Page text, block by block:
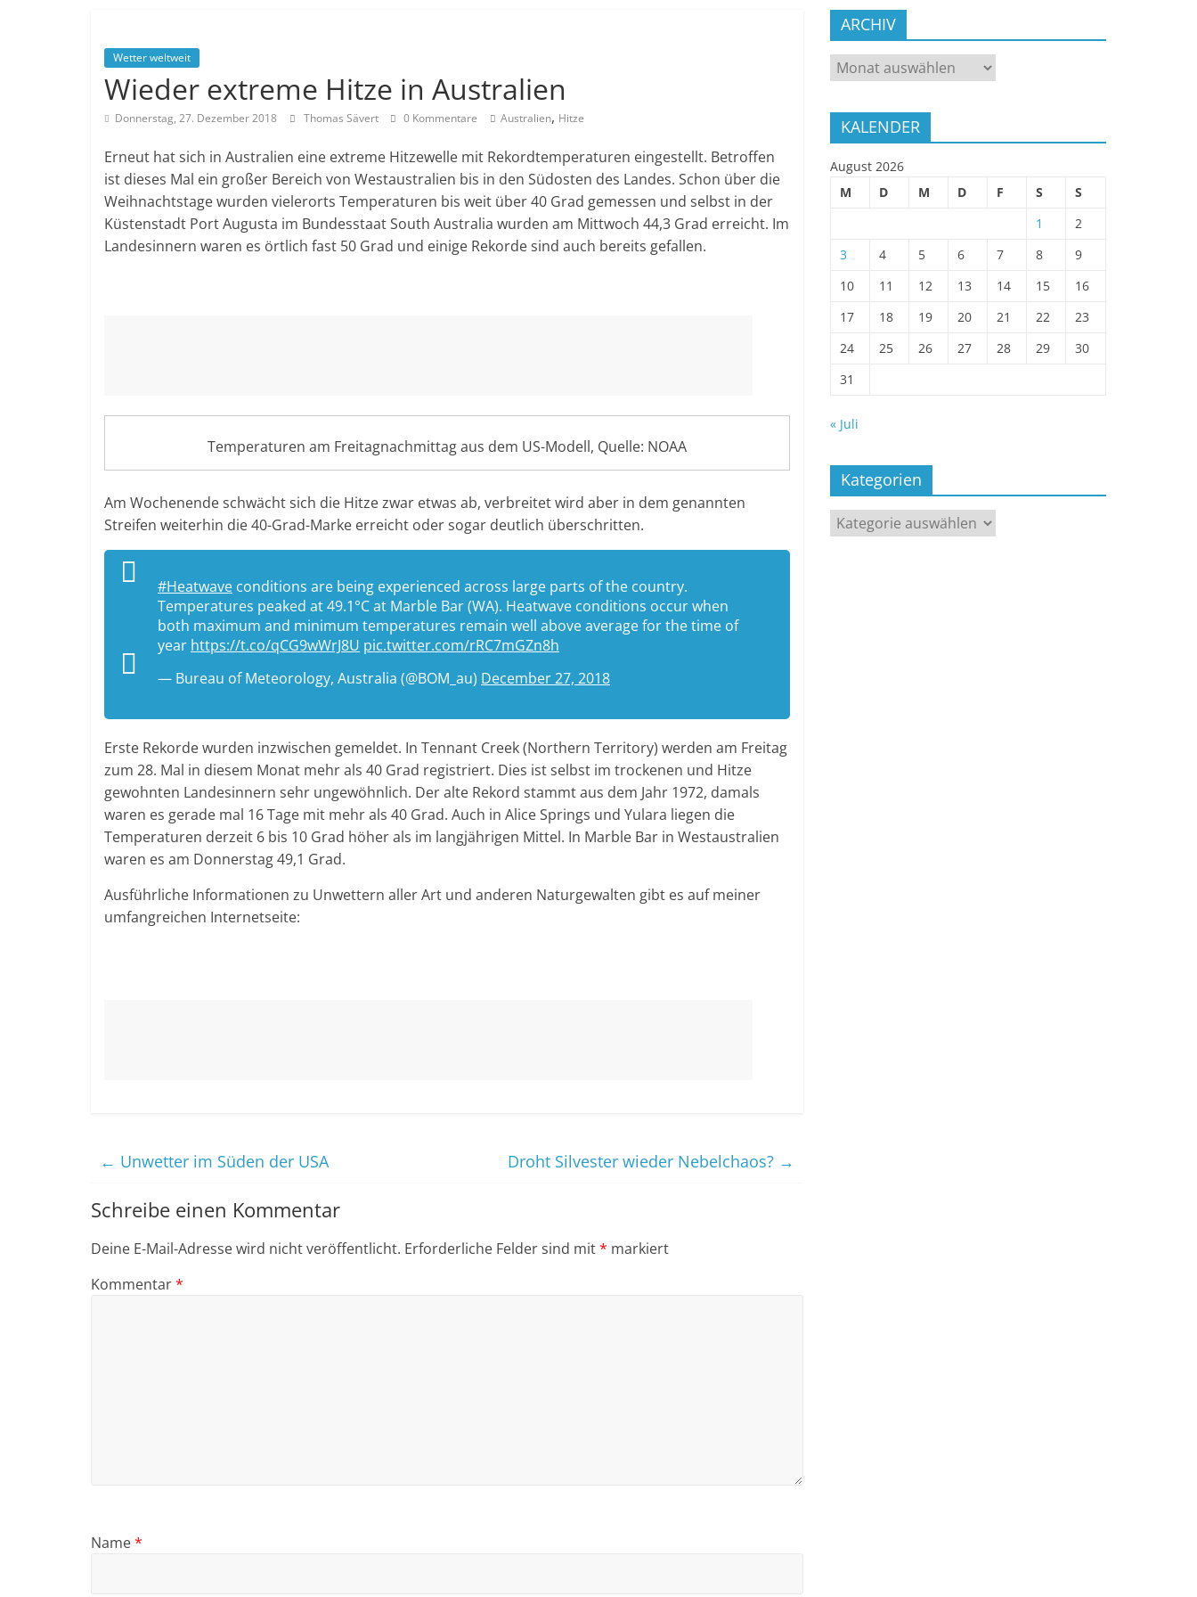
Wetter weltweit
Wieder extreme Hitze in Australien
Donnerstag, 27. Dezember 2018 Thomas Sävert 0 Kommentare Australien, Hitze
Erneut hat sich in Australien eine extreme Hitzewelle mit Rekordtemperaturen eingestellt. Betroffen
ist dieses Mal ein großer Bereich von Westaustralien bis in den Südosten des Landes. Schon über die
Weihnachtstage wurden vielerorts Temperaturen bis weit über 40 Grad gemessen und selbst in der
Küstenstadt Port Augusta im Bundesstaat South Australia wurden am Mittwoch 44,3 Grad erreicht. Im
Landesinnern waren es örtlich fast 50 Grad und einige Rekorde sind auch bereits gefallen.
Temperaturen am Freitagnachmittag aus dem US-Modell, Quelle: NOAA
Am Wochenende schwächt sich die Hitze zwar etwas ab, verbreitet wird aber in dem genannten
Streifen weiterhin die 40-Grad-Marke erreicht oder sogar deutlich überschritten.
#Heatwave conditions are being experienced across large parts of the country.
Temperatures peaked at 49.1°C at Marble Bar (WA). Heatwave conditions occur when
both maximum and minimum temperatures remain well above average for the time of
year https://t.co/qCG9wWrJ8U pic.twitter.com/rRC7mGZn8h
— Bureau of Meteorology, Australia (@BOM_au) December 27, 2018
Erste Rekorde wurden inzwischen gemeldet. In Tennant Creek (Northern Territory) werden am Freitag
zum 28. Mal in diesem Monat mehr als 40 Grad registriert. Dies ist selbst im trockenen und Hitze
gewohnten Landesinnern sehr ungewöhnlich. Der alte Rekord stammt aus dem Jahr 1972, damals
waren es gerade mal 16 Tage mit mehr als 40 Grad. Auch in Alice Springs und Yulara liegen die
Temperaturen derzeit 6 bis 10 Grad höher als im langjährigen Mittel. In Marble Bar in Westaustralien
waren es am Donnerstag 49,1 Grad.
Ausführliche Informationen zu Unwettern aller Art und anderen Naturgewalten gibt es auf meiner
umfangreichen Internetseite:
← Unwetter im Süden der USA Droht Silvester wieder Nebelchaos? →
Schreibe einen Kommentar
Deine E-Mail-Adresse wird nicht veröffentlicht. Erforderliche Felder sind mit* markiert
Kommentar*
Name*
ARCHIV
ARCHIV
KALENDER
August 2026
M
D M D F S
S
1
2
3
4 5 6 7 8
9
10
11 12 13 14 15
16
17
18 19 20 21 22
23
24
25 26 27 28 29
30
31
« Juli
Kategorien
Kategorien